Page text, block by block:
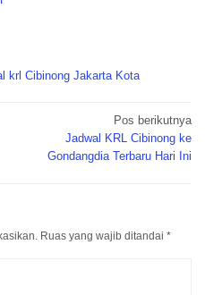
krl Cibinong Jakarta Kota
Pos berikutnya
Jadwal KRL Cibinong ke
Gondangdia Terbaru Hari Ini
Ruas yang wajib ditandai *